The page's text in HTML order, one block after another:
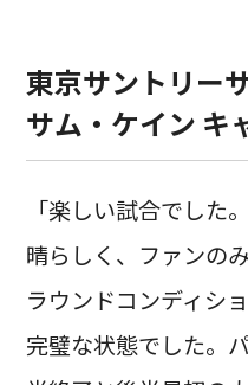
東京サントリー
サム・ケイン キ
「楽しい試合でした
晴らしく、ファンの
ラウンドコンディシ
完璧な状態でした。